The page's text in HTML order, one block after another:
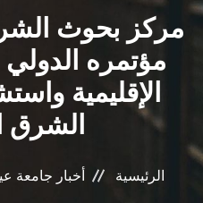
مركز بحوث
مؤتمره
الإقليمية
الشرق
الرئيسية أخبار